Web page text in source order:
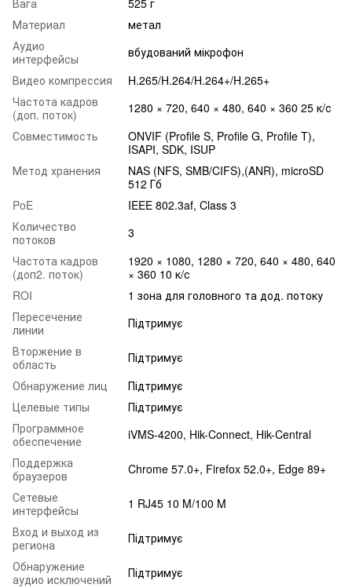
Материал
метал
Аудио
интерфейсы
вбудований мікрофон
Видео компрессия
H.265/H.264/H.264+/H.265+
Частота кадров
(доп. поток)
1280 × 720, 640 × 480, 640 × 360 25 к/с
Совместимость
ONVIF (Profile S, Profile G, Profile T),
ISAPI, SDK, ISUP
Метод хранения
NAS (NFS, SMB/CIFS),(ANR), microSD
512 Гб
PoE
IEEE 802.3af, Class 3
Количество
потоков
3
Частота кадров
(доп2. поток)
1920 × 1080, 1280 × 720, 640 × 480, 640
× 360 10 к/с
ROI
1 зона для головного та дод. потоку
Пересечение
линии
Підтримує
Вторжение в
область
Підтримує
Обнаружение лиц
Підтримує
Целевые типы
Підтримує
Программное
обеспечение
iVMS-4200, Hik-Connect, Hik-Central
Поддержка
браузеров
Chrome 57.0+, Firefox 52.0+, Edge 89+
Сетевые
интерфейсы
1 RJ45 10 M/100 M
Вход и выход из
региона
Підтримує
Обнаружение
аудио исключений
Підтримує